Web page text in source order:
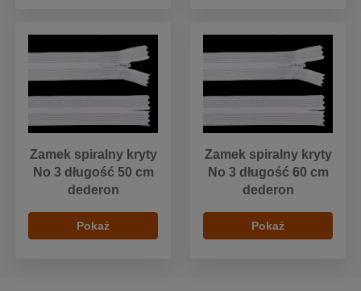
Zamek spiralny kryty
No 3 długość 50 cm
dederon
Pokaż
Zamek spiralny kryty
No 3 długość 60 cm
dederon
Pokaż